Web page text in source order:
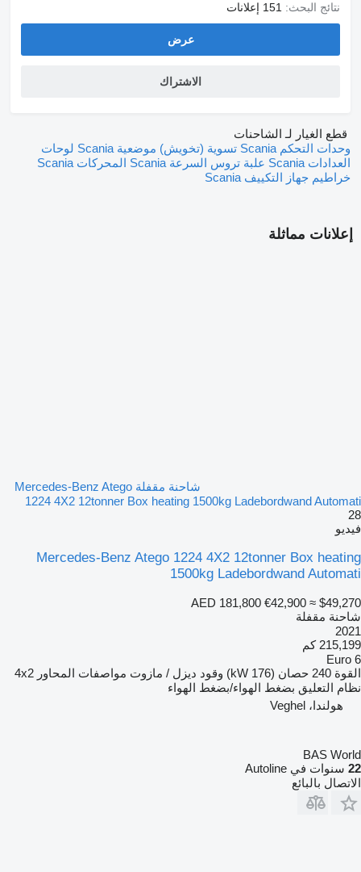
نتائج البحث: 151 إعلانات
عرض
الاشتراك
قطع الغيار لـ الشاحنات
وحدات التحكم Scania
تسوية (تخويش) موضعية Scania
لوحات
العدادات Scania
علبة تروس السرعة Scania
المحركات Scania
خراطيم جهاز التكييف Scania
إعلانات مماثلة
شاحنة مقفلة Mercedes-Benz Atego
1224 4X2 12tonner Box heating 1500kg Ladebordwand Automati
28
فيديو
Mercedes-Benz Atego 1224 4X2 12tonner Box heating
1500kg Ladebordwand Automati
AED 181,800 €42,900 ≈ $49,270
شاحنة مقفلة
2021
215,199 كم
Euro 6
القوة 240 حصان (176 kW) وقود ديزل / مازوت مواصفات المحاور 4x2
نظام التعليق بضغط الهواء/بضغط الهواء
هولندا، Veghel
BAS World
22 سنوات في Autoline
الاتصال بالبائع